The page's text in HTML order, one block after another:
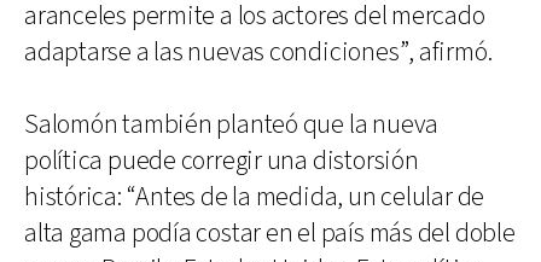
aranceles permite a los actores del mercado
adaptarse a las nuevas condiciones”, afirmó.
Salomón también planteó que la nueva
política puede corregir una distorsión
histórica: “Antes de la medida, un celular de
alta gama podía costar en el país más del doble